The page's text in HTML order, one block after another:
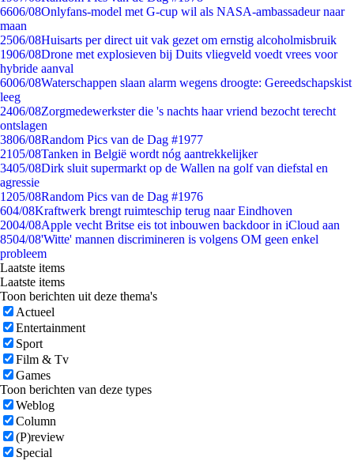
6606/08Onlyfans-model met G-cup wil als NASA-ambassadeur naar
maan
2506/08Huisarts per direct uit vak gezet om ernstig alcoholmisbruik
1906/08Drone met explosieven bij Duits vliegveld voedt vrees voor
hybride aanval
6006/08Waterschappen slaan alarm wegens droogte: Gereedschapskist
leeg
2406/08Zorgmedewerkster die 's nachts haar vriend bezocht terecht
ontslagen
3806/08Random Pics van de Dag #1977
2105/08Tanken in België wordt nóg aantrekkelijker
3405/08Dirk sluit supermarkt op de Wallen na golf van diefstal en
agressie
1205/08Random Pics van de Dag #1976
604/08Kraftwerk brengt ruimteschip terug naar Eindhoven
2004/08Apple vecht Britse eis tot inbouwen backdoor in iCloud aan
8504/08'Witte' mannen discrimineren is volgens OM geen enkel
probleem
Laatste items
Laatste items
Toon berichten uit deze thema's
Actueel
Entertainment
Sport
Film & Tv
Games
Toon berichten van deze types
Weblog
Column
(P)review
Special